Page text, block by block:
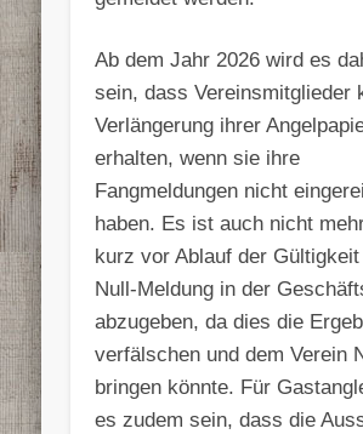
Ab dem Jahr 2026 wird es
sein, dass Vereinsmitglieder
Verlängerung ihrer
erhalten, wenn sie ihre
Fangmeldungen nicht
haben. Es ist auch nicht
kurz vor Ablauf der
Null-Meldung in der
abzugeben, da dies die
verfälschen und dem Verein
bringen könnte. Für
es zudem sein, dass die